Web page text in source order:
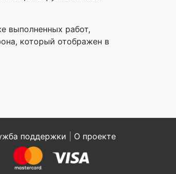
выполненных работ,
который отображен в
поддержки О проекте